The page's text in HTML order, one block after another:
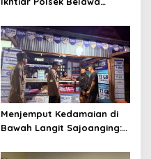
Ketenteraman Umat
Menjemput Kedamaian di
Bawah Langit Sajoanging:
Polisi, dan Hati yang